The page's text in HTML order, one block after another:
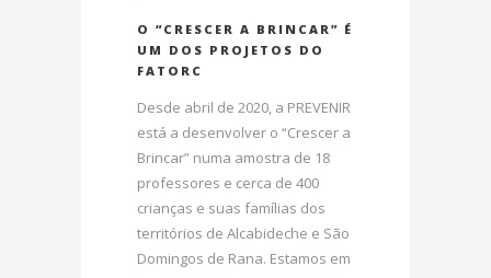
O “CRESCER A BRINCAR” É
UM DOS PROJETOS DO
FATORC
Desde abril de 2020, a PREVENIR
está a desenvolver o “Crescer a
Brincar” numa amostra de 18
professores e cerca de 400
crianças e suas famílias dos
territórios de Alcabideche e São
Domingos de Rana. Estamos em